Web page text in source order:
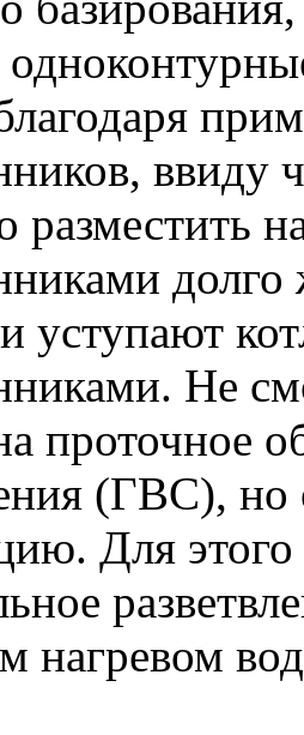
ввиду
разместить
уступают
Не
проточное
(ГВС), но
Для этого
нагревом